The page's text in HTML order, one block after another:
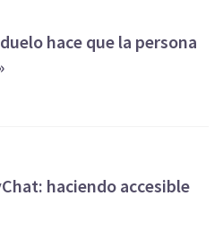
hace que la persona
haciendo accesible